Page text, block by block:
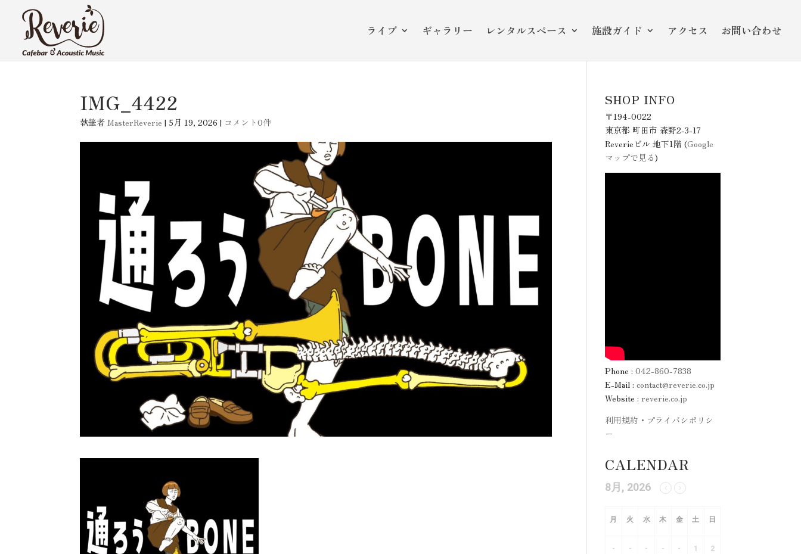
ライブ ギャラリー レンタルスペース 施設ガイド アクセス お問い合わせ
IMG_4422
執筆者MasterReverie |5月 19, 2026 | コメント0件
SHOP INFO
〒194-0022
東京都 町田市 森野2-3-17
Reverieビル 地下1階 (Google
マップで見る)
Phone :042-860-7838
E-Mail :contact@reverie.co.jp
Website :reverie.co.jp
利用規約・プライバシポリシ
ー
CALENDAR
8月, 2026
月 火 水 木 金 土 日
- - - - - 1 2